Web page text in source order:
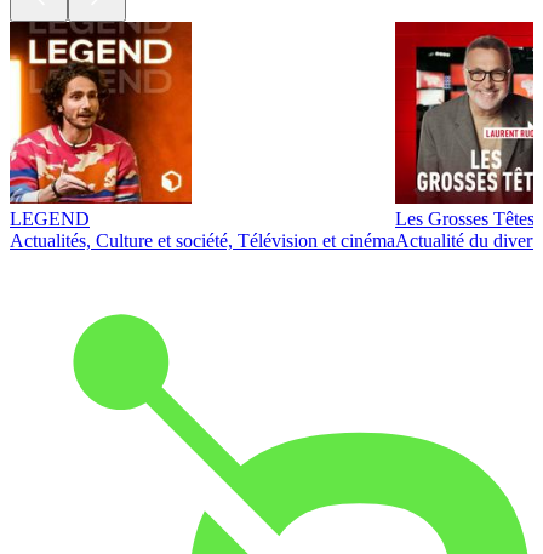
LEGEND
Actualités, Culture et société, Télévision et cinéma
Les Grosses Têtes
Actualité du